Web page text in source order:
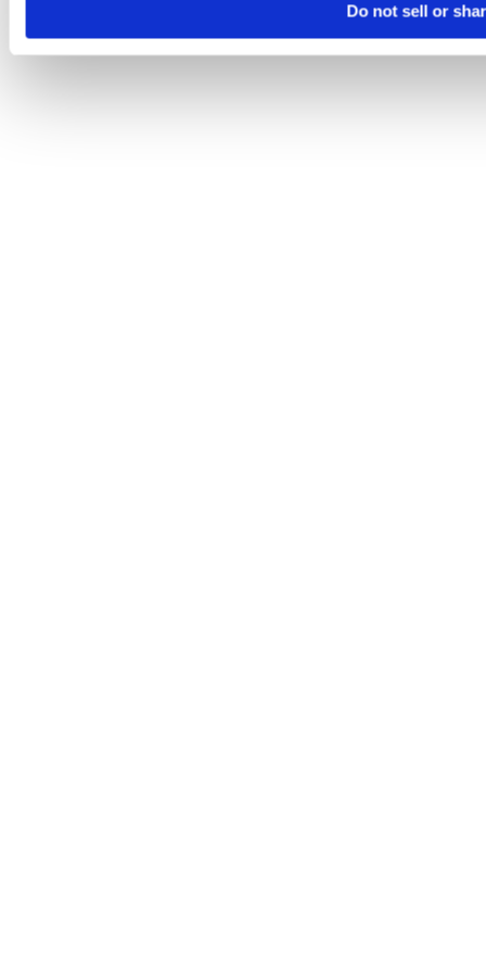
Do not sell or